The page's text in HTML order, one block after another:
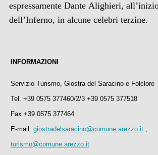
espressamente Dante Alighieri,
dell’Inferno, in alcune celebri terzine.
INFORMAZIONI
Servizio Turismo, Giostra del Saracino e Folclore
Tel. +39 0575 377460/2/3 +39 0575 377518
Fax +39 0575 377464
E-mail: giostradelsaracino@comune.arezzo.it;
turismo@comune.arezzo.it